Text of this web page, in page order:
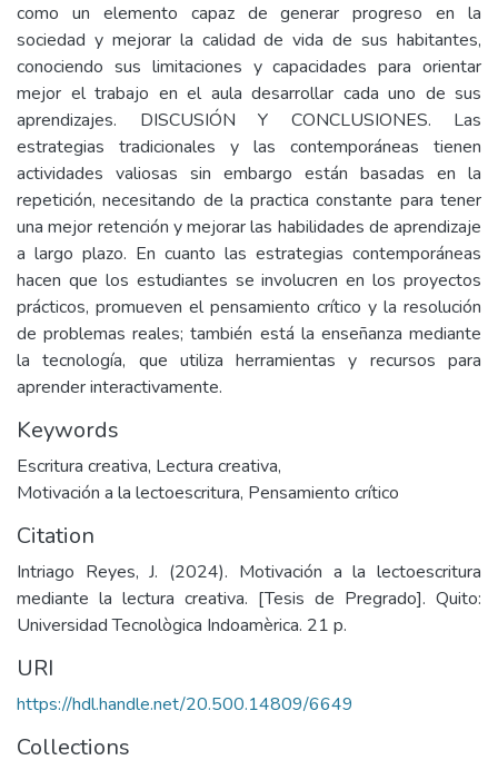
como un elemento capaz de generar progreso en la
sociedad y mejorar la calidad de vida de sus habitantes,
conociendo sus limitaciones y capacidades para orientar
mejor el trabajo en el aula desarrollar cada uno de sus
aprendizajes. DISCUSIÓN Y CONCLUSIONES. Las
estrategias tradicionales y las contemporáneas tienen
actividades valiosas sin embargo están basadas en la
repetición, necesitando de la practica constante para tener
una mejor retención y mejorar las habilidades de aprendizaje
a largo plazo. En cuanto las estrategias contemporáneas
hacen que los estudiantes se involucren en los proyectos
prácticos, promueven el pensamiento crítico y la resolución
de problemas reales; también está la enseñanza mediante
la tecnología, que utiliza herramientas y recursos para
aprender interactivamente.
Keywords
Escritura creativa, Lectura creativa,
Motivación a la lectoescritura, Pensamiento crítico
Citation
Intriago Reyes, J. (2024). Motivación a la lectoescritura
mediante la lectura creativa. [Tesis de Pregrado]. Quito:
Universidad Tecnològica Indoamèrica. 21 p.
URI
https://hdl.handle.net/20.500.14809/6649
Collections